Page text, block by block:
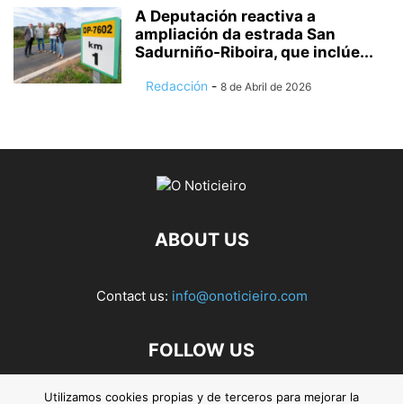
A Deputación reactiva a
ampliación da estrada San
Sadurniño-Riboira, que inclúe...
Redacción - 8 de Abril de 2026
ABOUT US
Contact us: info@onoticieiro.com
FOLLOW US
Utilizamos cookies propias y de terceros para mejorar la